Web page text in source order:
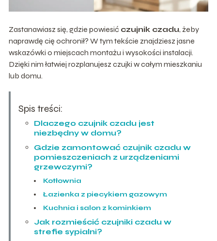
Zastanawiasz się, gdzie powiesić czujnik czadu, żeby
naprawdę cię ochronił? W tym tekście znajdziesz jasne
wskazówki o miejscach montażu i wysokości instalacji.
Dzięki nim łatwiej rozplanujesz czujki w całym mieszkaniu
lub domu.
Spis treści:
Dlaczego czujnik czadu jest
niezbędny w domu?
Gdzie zamontować czujnik czadu w
pomieszczeniach z urządzeniami
grzewczymi?
Kotłownia
Łazienka z piecykiem gazowym
Kuchnia i salon z kominkiem
Jak rozmieścić czujniki czadu w
strefie sypialni?